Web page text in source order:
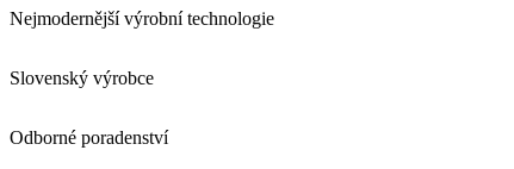
Nejmodernější výrobní technologie
Slovenský výrobce
Odborné poradenství